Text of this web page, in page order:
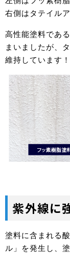
右側はタテイル
高性能塗料であ
まいましたが、
維持しています！
紫外線に
塗料に含まれる
ル」を発生し、